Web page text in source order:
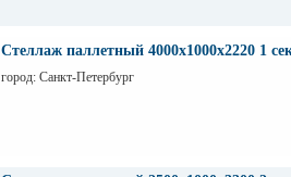
Стеллаж паллетный 4000х1000х2220 1
город: Санкт-Петербург